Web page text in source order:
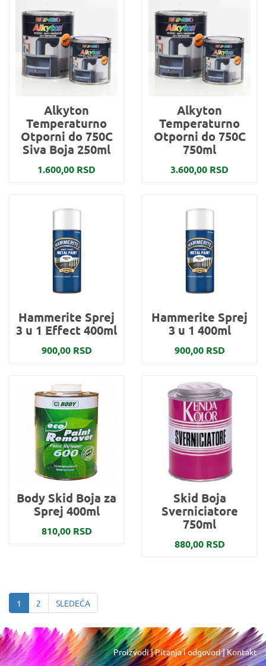
Alkyton
Temperaturno
Otporni do 750C
Siva Boja 250ml
1.600,00 RSD
Alkyton
Temperaturno
Otporni do 750C
750ml
3.600,00 RSD
Hammerite Sprej
3 u 1 Effect 400ml
900,00 RSD
Hammerite Sprej
3 u 1 400ml
900,00 RSD
Body Skid Boja za
Sprej 400ml
810,00 RSD
Skid Boja
Sverniciatore
750ml
880,00 RSD
1 2 SLEDEĆA
Proizvodi|Pitanja i odgovori|Kontakt